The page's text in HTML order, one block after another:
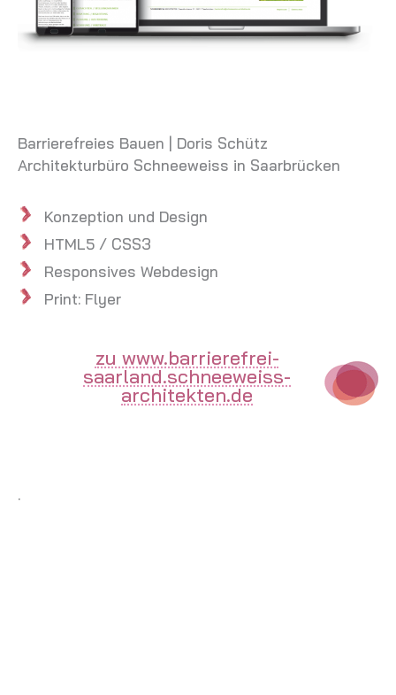
Barrierefreies Bauen | Doris Schütz
Architekturbüro Schneeweiss in Saarbrücken
Konzeption und Design
HTML5 / CSS3
Responsives Webdesign
Print: Flyer
zu www.barrierefrei-
saarland.schneeweiss-
architekten.de